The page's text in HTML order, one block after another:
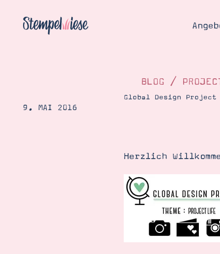
Blog
Über
Über
BLOG /
Global Design
9. MAI 2016
Herzlich